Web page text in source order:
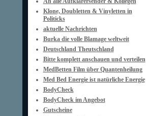
Klone, Doubletten & Vinyletten in
Politicks
aktuelle Nachrichten
Burka die volle Blamage weltweit
Deutschland Theutschland
Bitte komplett anschauen und verteilen
MedBetten Film über Quantenheilung
Med Bed Energie ist natürliche Energie
BodyCheck
BodyCheck im Angebot
Gutscheine